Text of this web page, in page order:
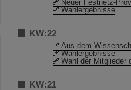
Neuer Festnetz-
Wahlergebnisse
KW:22
Aus dem
Wahlergebnisse
Wahl der Mitglieder
KW:21